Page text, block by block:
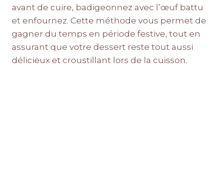
avant de cuire, badigeonnez avec l’œuf battu
et enfournez. Cette méthode vous permet de
gagner du temps en période festive, tout en
assurant que votre dessert reste tout aussi
délicieux et croustillant lors de la cuisson.